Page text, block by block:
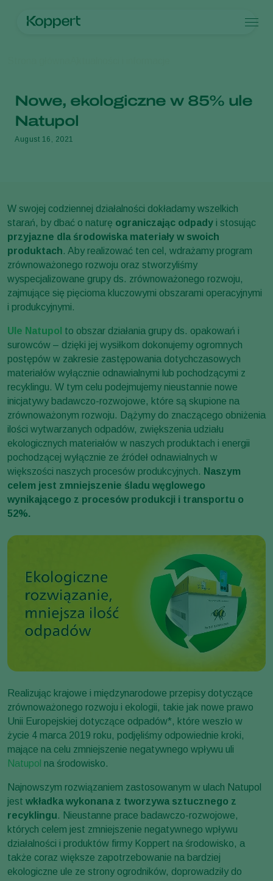
Zwalczanie chorób
Zapylanie
Zdrowie roślin
Aplikacja
Uprawy pod osłonami
Rośliny ozdobne
Owoce
Uprawy polowe
Szkodniki i choroby
Szkodniki
Choroby roślin
Informacje o firmie Koppert
Informacje o firmie Koppert
Informacje o firmie Koppert
Aktualności i informacje
Szukaj
Nowe, ekologiczne w 85% ule
Natupol
August 16, 2021
W swojej codziennej działalności dokładamy wszelkich
starań, by dbać o naturę ograniczając odpady i stosując
przyjazne dla środowiska materiały w swoich
produktach. Aby realizować ten cel, wdrażamy program
zrównoważonego rozwoju oraz stworzyliśmy
wyspecjalizowane grupy ds. zrównoważonego rozwoju,
zajmujące się pięcioma kluczowymi obszarami operacyjnymi
i produkcyjnymi.
Ule Natupol to obszar działania grupy ds. opakowań i
surowców – dzięki jej wysiłkom dokonujemy ogromnych
postępów w zakresie zastępowania dotychczasowych
materiałów wyłącznie odnawialnymi lub pochodzącymi z
recyklingu. W tym celu podejmujemy nieustannie nowe
inicjatywy badawczo-rozwojowe, które są skupione na
zrównoważonym rozwoju. Dążymy do znaczącego obniżenia
ilości wytwarzanych odpadów, zwiększenia udziału
ekologicznych materiałów w naszych produktach i energii
pochodzącej wyłącznie ze źródeł odnawialnych w
większości naszych procesów produkcyjnych. Naszym
celem jest zmniejszenie śladu węglowego
wynikającego z procesów produkcji i transportu o
52%.
Realizując krajowe i międzynarodowe przepisy dotyczące
zrównoważonego rozwoju i ekologii, takie jak nowe prawo
Unii Europejskiej dotyczące odpadów*, które weszło w
życie 4 marca 2019 roku, podjęliśmy odpowiednie kroki,
mające na celu zmniejszenie negatywnego wpływu uli
Natupol na środowisko.
Najnowszym rozwiązaniem zastosowanym w ulach Natupol
jest wkładka wykonana z tworzywa sztucznego z
recyklingu. Nieustanne prace badawczo-rozwojowe,
których celem jest zmniejszenie negatywnego wpływu
działalności i produktów firmy Koppert na środowisko, a
także coraz większe zapotrzebowanie na bardziej
ekologiczne ule ze strony ogrodników, doprowadziły do